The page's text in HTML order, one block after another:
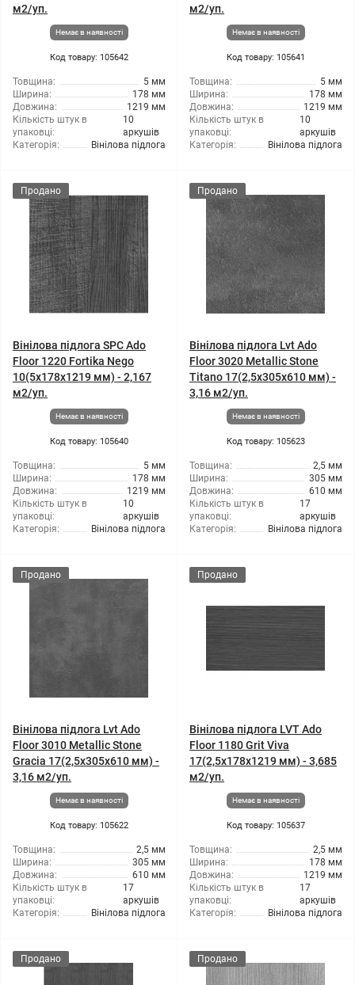
м2/уп.
Немає в наявності
Код товару: 105642
Товщина:
5 мм
Ширина:
178 мм
Довжина:
1219 мм
Кількість штук в
упаковці:
10
аркушів
Категорія:
Вінілова підлога
м2/уп.
Немає в наявності
Код товару: 105641
Товщина:
5 мм
Ширина:
178 мм
Довжина:
1219 мм
Кількість штук в
упаковці:
10
аркушів
Категорія:
Вінілова підлога
Продано
Вінілова підлога SPC Ado
Floor 1220 Fortika Nego
10(5x178x1219 мм) - 2,167
м2/уп.
Немає в наявності
Код товару: 105640
Товщина:
5 мм
Ширина:
178 мм
Довжина:
1219 мм
Кількість штук в
упаковці:
10
аркушів
Категорія:
Вінілова підлога
Продано
Вінілова підлога Lvt Ado
Floor 3020 Metallic Stone
Titano 17(2,5x305x610 мм) -
3,16 м2/уп.
Немає в наявності
Код товару: 105623
Товщина:
2,5 мм
Ширина:
305 мм
Довжина:
610 мм
Кількість штук в
упаковці:
17
аркушів
Категорія:
Вінілова підлога
Продано
Вінілова підлога Lvt Ado
Floor 3010 Metallic Stone
Gracia 17(2,5x305x610 мм) -
3,16 м2/уп.
Немає в наявності
Код товару: 105622
Товщина:
2,5 мм
Ширина:
305 мм
Довжина:
610 мм
Кількість штук в
упаковці:
17
аркушів
Категорія:
Вінілова підлога
Продано
Вінілова підлога LVT Ado
Floor 1180 Grit Viva
17(2,5x178x1219 мм) - 3,685
м2/уп.
Немає в наявності
Код товару: 105637
Товщина:
2,5 мм
Ширина:
178 мм
Довжина:
1219 мм
Кількість штук в
упаковці:
17
аркушів
Категорія:
Вінілова підлога
Продано Продано